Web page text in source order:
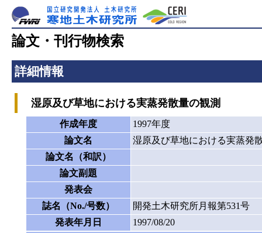
論文・刊行物検索
詳細情報
湿原及び草地における実蒸発散量の観測
作成年度
1997年度
論文名
湿原及び草地における実蒸発
論文名（和訳）
論文副題
発表会
誌名（No./号数）
開発土木研究所月報第531号
発表年月日
1997/08/20